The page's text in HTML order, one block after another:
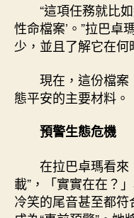
“這項任務就比
性命檔案’。”拉巴卓
少，並且了解它在
現在，這份檔案
態平安的主要材料。
預警生態危機
在拉巴卓瑪看來
載”，「實實在在？
冷笑的尾音甚至都